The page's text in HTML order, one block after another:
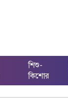
শিশু-
কিশোর